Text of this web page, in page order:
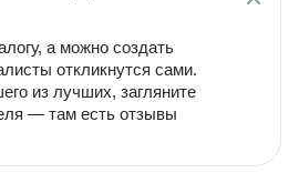
а можно создать
откликнутся сами.
из лучших, загляните
— там есть отзывы